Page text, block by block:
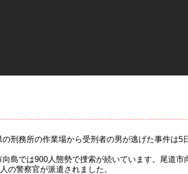
の刑務所の作業場から受刑者の男が逃げた事件は5
向島では900人態勢で捜索が続いています。尾道市
の警察官が派遣されました。